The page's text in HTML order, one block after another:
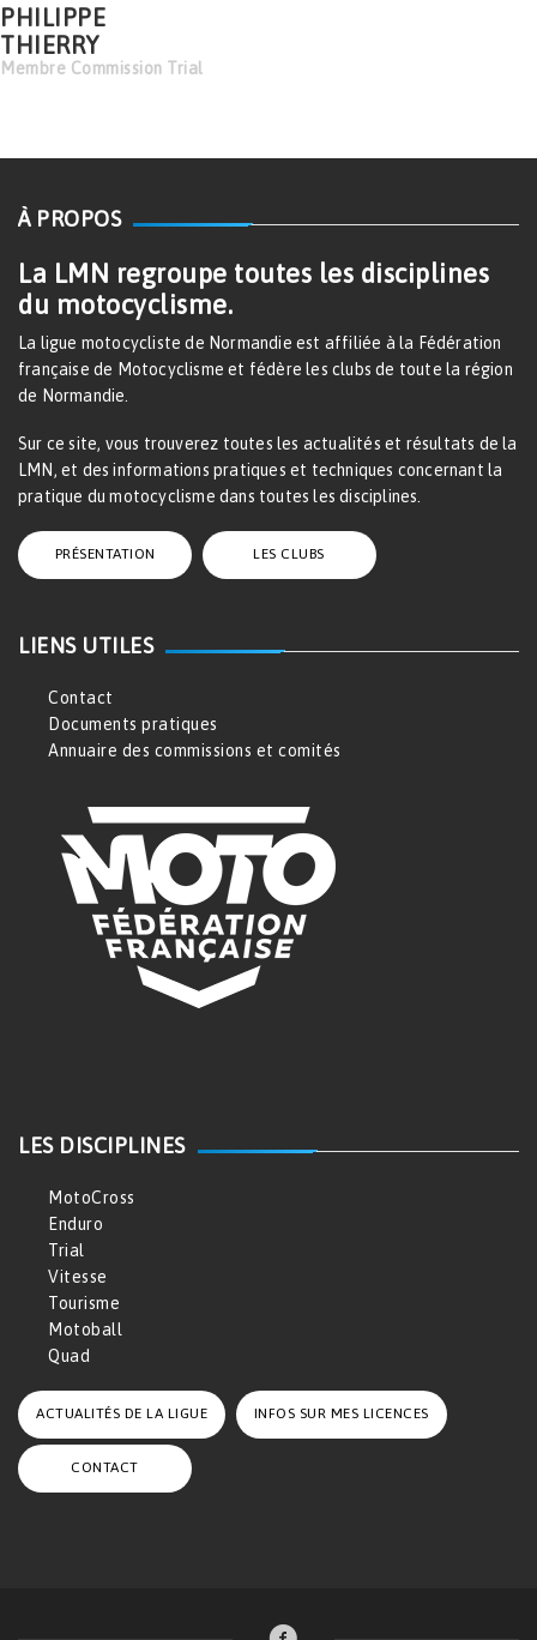
PHILIPPE
THIERRY
Membre Commission Trial
À PROPOS
La LMN regroupe toutes les disciplines
du motocyclisme.
La ligue motocycliste de Normandie est affiliée à la Fédération
française de Motocyclisme et fédère les clubs de toute la région
de Normandie.
Sur ce site, vous trouverez toutes les actualités et résultats de la
LMN, et des informations pratiques et techniques concernant la
pratique du motocyclisme dans toutes les disciplines.
PRÉSENTATION LES CLUBS
LIENS UTILES
Contact
Documents pratiques
Annuaire des commissions et comités
LES DISCIPLINES
MotoCross
Enduro
Trial
Vitesse
Tourisme
Motoball
Quad
ACTUALITÉS DE LA LIGUE INFOS SUR MES LICENCES
CONTACT